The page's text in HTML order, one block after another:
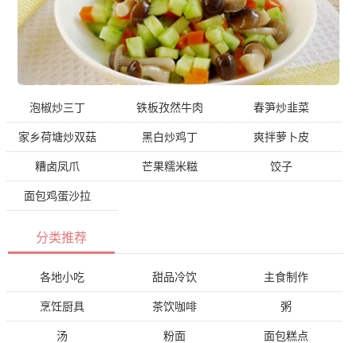
泡椒炒三丁 铁板孜然牛肉 春笋炒韭菜
家乡荷塘炒双菇 黑白炒鸡丁 爽拌萝卜皮
糟卤凤爪 芒果糯米糍 饺子
面包鸡蛋沙拉
分类推荐
各地小吃 甜品冷饮 主食制作
烹饪厨具 茶饮咖啡 粥
汤 粉面 面包糕点